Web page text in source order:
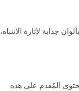
جذابة لإثارة الانتباه،
المُقدم على هذه